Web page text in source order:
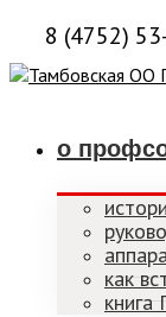
8 (4752)
о
как
книга